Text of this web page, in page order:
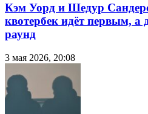
Кэм Уорд и Шедур
квотербек идёт первым, а
раунд
3 мая 2026, 20:08